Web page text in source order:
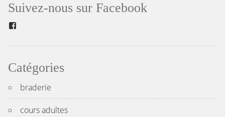
l’article
Suivez-nous sur Facebook
Catégories
braderie
cours adultes